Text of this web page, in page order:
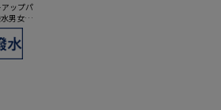
アップパ
男女兼